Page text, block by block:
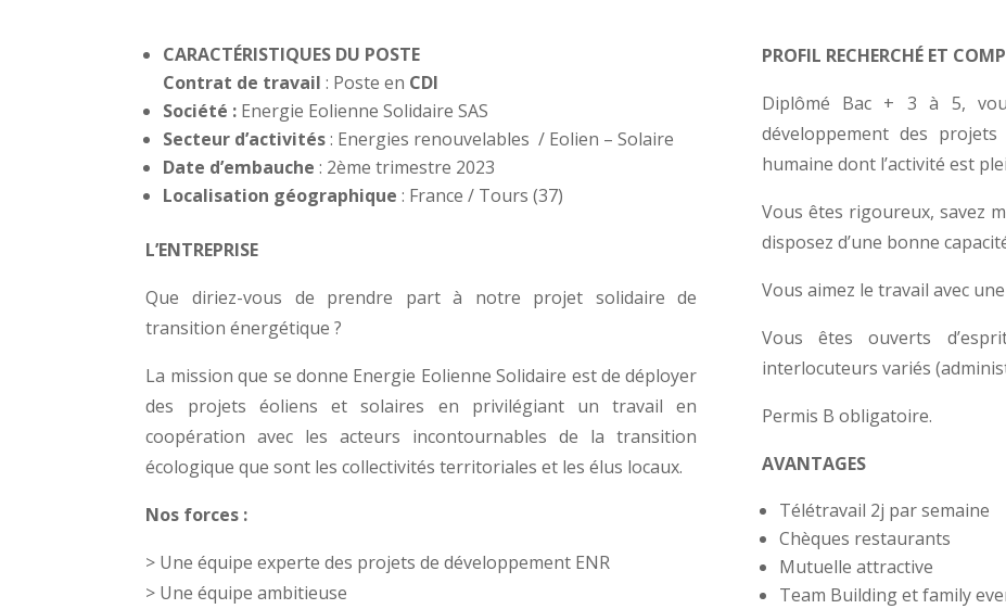
CARACTÉRISTIQUES DU POSTE
Contrat de travail : Poste en CDI
Société : Energie Eolienne Solidaire SAS
Secteur d’activités: Energies renouvelables / Eolien – Solaire
Date d’embauche : 2ème trimestre 2023
Localisation géographique : France / Tours (37)
L’ENTREPRISE
Que diriez-vous de prendre part à notre projet solidaire de
transition énergétique ?
La mission que se donne Energie Eolienne Solidaire est de déployer
des projets éoliens et solaires en privilégiant un travail en
coopération avec les acteurs incontournables de la transition
écologique que sont les collectivités territoriales et les élus locaux.
Nos forces :
> Une équipe experte des projets de développement ENR
> Une équipe ambitieuse
PROFIL RECHERCHÉ ET
Diplômé Bac + 3 à 5,
développement des
humaine dont l’activité est
Vous êtes rigoureux, savez
disposez d’une bonne
Vous aimez le travail avec
Vous êtes ouverts
interlocuteurs variés
Permis B obligatoire.
AVANTAGES
Télétravail 2j par semaine
Chèques restaurants
Mutuelle attractive
Team Building et family